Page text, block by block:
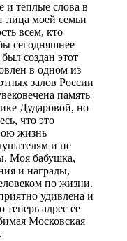
и теплые слова в
лица моей семьи
всем, кто
сегодняшнее
создан этот
в одном из
залов России
память
Дударовой, но
что это
жизнь
и не
Моя бабушка,
и награды,
по жизни.
удивлена и
теперь адрес ее
Московская